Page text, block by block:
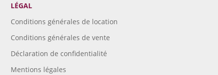
LÉGAL
Conditions générales de location
Conditions générales de vente
Déclaration de confidentialité
Mentions légales